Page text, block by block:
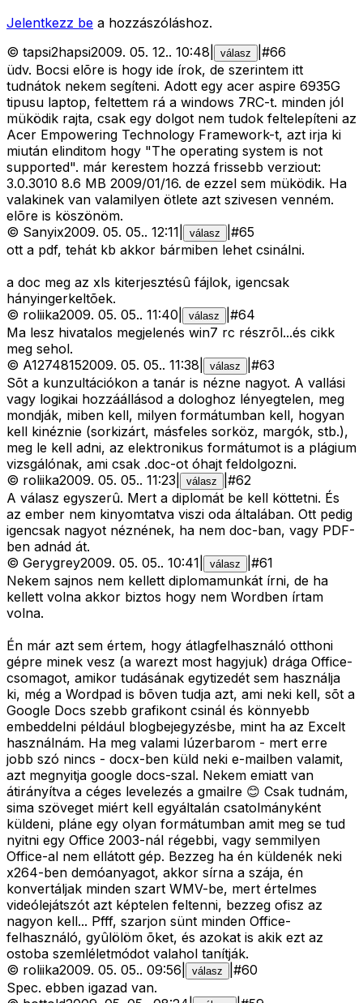
Jelentkezz be a hozzászóláshoz.
© tapsi2hapsi2009. 05. 12.. 10:48 válasz #66
üdv. Bocsi elõre is hogy ide írok, de szerintem itt
tudnátok nekem segíteni. Adott egy acer aspire 6935G
tipusu laptop, feltettem rá a windows 7RC-t. minden jól
müködik rajta, csak egy dolgot nem tudok feltelepíteni az
Acer Empowering Technology Framework-t, azt irja ki
miután elinditom hogy "The operating system is not
supported". már kerestem hozzá frissebb verziout:
3.0.3010 8.6 MB 2009/01/16. de ezzel sem müködik. Ha
valakinek van valamilyen ötlete azt szivesen venném.
elõre is köszönöm.
© Sanyix2009. 05. 05.. 12:11 válasz #65
ott a pdf, tehát kb akkor bármiben lehet csinálni.
a doc meg az xls kiterjesztésû fájlok, igencsak
hányingerkeltõek.
© roliika2009. 05. 05.. 11:40 válasz #64
Ma lesz hivatalos megjelenés win7 rc részrõl...és cikk
meg sehol.
© A12748152009. 05. 05.. 11:38 válasz #63
Sõt a kunzultációkon a tanár is nézne nagyot. A vallási
vagy logikai hozzáállásod a dologhoz lényegtelen, meg
mondják, miben kell, milyen formátumban kell, hogyan
kell kinéznie (sorkizárt, másfeles sorköz, margók, stb.),
meg le kell adni, az elektronikus formátumot is a plágium
vizsgálónak, ami csak .doc-ot óhajt feldolgozni.
© roliika2009. 05. 05.. 11:23 válasz #62
A válasz egyszerû. Mert a diplomát be kell köttetni. És
az ember nem kinyomtatva viszi oda általában. Ott pedig
igencsak nagyot néznének, ha nem doc-ban, vagy PDF-
ben adnád át.
© Gerygrey2009. 05. 05.. 10:41 válasz #61
Nekem sajnos nem kellett diplomamunkát írni, de ha
kellett volna akkor biztos hogy nem Wordben írtam
volna.
Én már azt sem értem, hogy átlagfelhasználó otthoni
gépre minek vesz (a warezt most hagyjuk) drága Office-
csomagot, amikor tudásának egytizedét sem használja
ki, még a Wordpad is bõven tudja azt, ami neki kell, sõt a
Google Docs szebb grafikont csinál és könnyebb
embeddelni például blogbejegyzésbe, mint ha az Excelt
használnám. Ha meg valami lúzerbarom - mert erre
jobb szó nincs - docx-ben küld neki e-mailben valamit,
azt megnyitja google docs-szal. Nekem emiatt van
átirányítva a céges levelezés a gmailre 😊 Csak tudnám,
sima szöveget miért kell egyáltalán csatolmányként
küldeni, pláne egy olyan formátumban amit meg se tud
nyitni egy Office 2003-nál régebbi, vagy semmilyen
Office-al nem ellátott gép. Bezzeg ha én küldenék neki
x264-ben demóanyagot, akkor sírna a szája, én
konvertáljak minden szart WMV-be, mert értelmes
videólejátszót azt képtelen feltenni, bezzeg ofisz az
nagyon kell... Pfff, szarjon sünt minden Office-
felhasználó, gyûlölöm õket, és azokat is akik ezt az
ostoba szemléletmódot valahol tanítják.
© roliika2009. 05. 05.. 09:56 válasz #60
Spec. ebben igazad van.